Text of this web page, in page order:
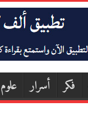
فكر أسرار علوم